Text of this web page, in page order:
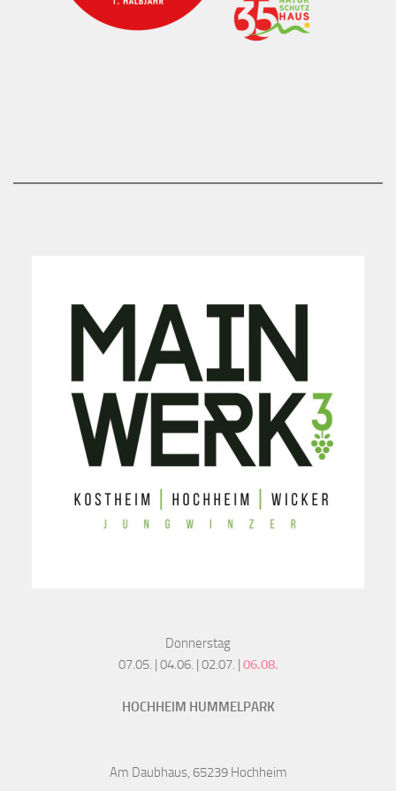
Donnerstag
07.05. | 04.06. | 02.07. | 06.08.
HOCHHEIM HUMMELPARK
Am Daubhaus, 65239 Hochheim